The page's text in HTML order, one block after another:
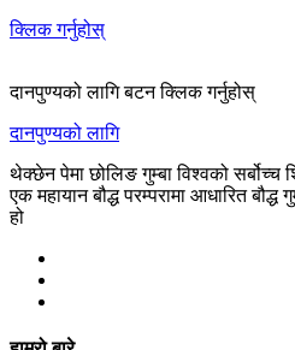
क्लिक गर्नुहोस्
दानपुण्यको लागि बटन क्लिक गर्नुहोस्
दानपुण्यको लागि
थेक्छेन पेमा छोलिङ गुम्बा विश्वको
एक महायान बौद्ध परम्परामा आधारित बौद्ध
हो